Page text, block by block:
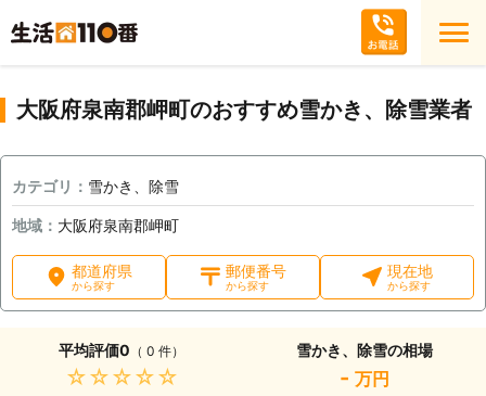
大阪府泉南郡岬町のおすすめ雪かき、除雪業者
カテゴリ： 雪かき、除雪
地域： 大阪府泉南郡岬町
都道府県
から探す
郵便番号
から探す
現在地
から探す
平均評価0 （ 0 件）
★★★★★
雪かき、除雪の相場
- 万円